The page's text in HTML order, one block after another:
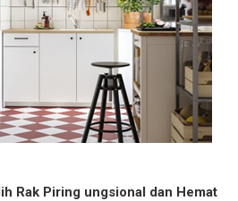
Rak Piring ungsional dan Hemat